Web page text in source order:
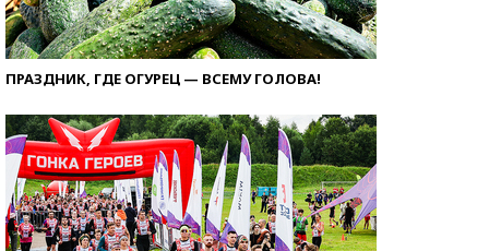
ПРАЗДНИК, ГДЕ ОГУРЕЦ — ВСЕМУ ГОЛОВА!